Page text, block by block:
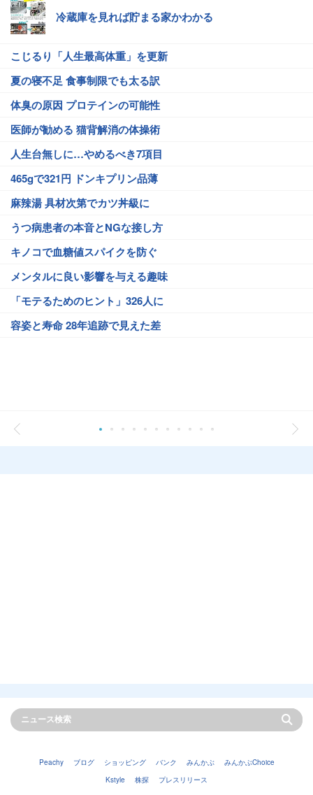
冷蔵庫を見れば貯まる家かわかる
こじるり「人生最高体重」を更新
夏の寝不足 食事制限でも太る訳
体臭の原因 プロテインの可能性
医師が勧める 猫背解消の体操術
人生台無しに…やめるべき7項目
465gで321円 ドンキプリン品薄
麻辣湯 具材次第でカツ丼級に
うつ病患者の本音とNGな接し方
キノコで血糖値スパイクを防ぐ
メンタルに良い影響を与える趣味
「モテるためのヒント」326人に
容姿と寿命 28年追跡で見えた差
Peachy ブログ ショッピング バンク みんかぶ
みんかぶChoice
Kstyle
株探 プレスリリース